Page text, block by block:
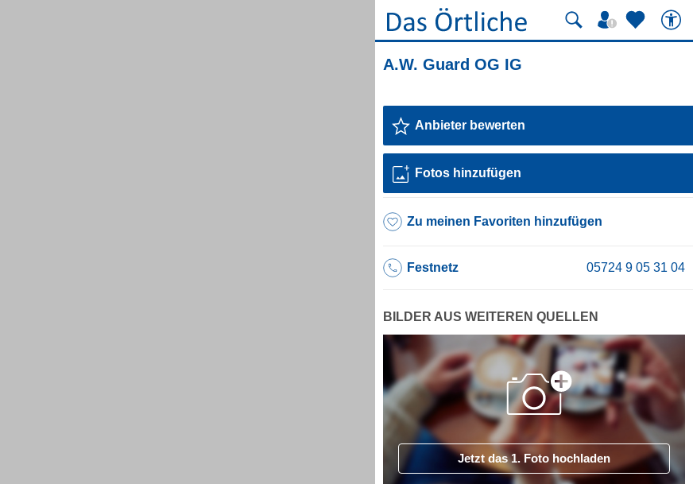
A.W. Guard OG IG
Anbieter bewerten
Fotos hinzufügen
Zu meinen Favoriten hinzufügen
Festnetz
BILDER AUS WEITEREN QUELLEN
Jetzt das 1. Foto hochladen